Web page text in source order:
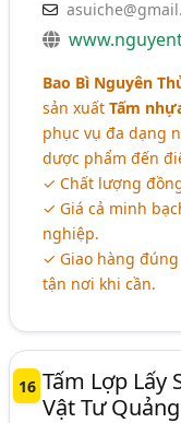
Bao Bì Nguyên
sản xuấtTấm
phục vụ đa dạng
dược phẩm đến
✓ Chất lượng
✓ Giá cả minh
nghiệp.
✓ Giao hàng
tận nơi khi cần.
16 Tấm Lợp Lấy
Vật Tư